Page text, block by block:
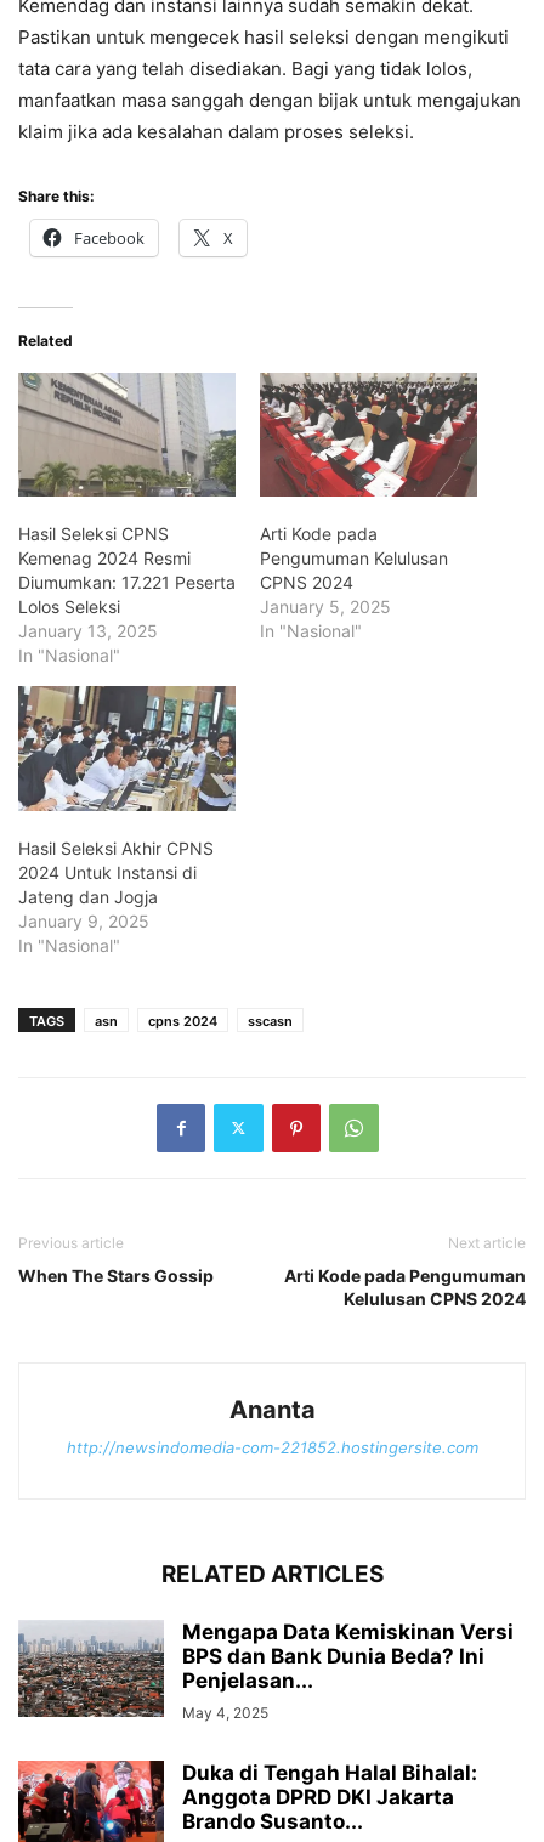
Kemendag dan instansi lainnya sudah semakin dekat.
Pastikan untuk mengecek hasil seleksi dengan mengikuti
tata cara yang telah disediakan. Bagi yang tidak lolos,
manfaatkan masa sanggah dengan bijak untuk mengajukan
klaim jika ada kesalahan dalam proses seleksi.
Share this:
Facebook X
Related
Hasil Seleksi CPNS
Kemenag 2024 Resmi
Diumumkan: 17.221 Peserta
Lolos Seleksi
January 13, 2025
In "Nasional"
Arti Kode pada
Pengumuman Kelulusan
CPNS 2024
January 5, 2025
In "Nasional"
Hasil Seleksi Akhir CPNS
2024 Untuk Instansi di
Jateng dan Jogja
January 9, 2025
In "Nasional"
TAGS asn cpns 2024 sscasn
Previous article
When The Stars Gossip
Next article
Arti Kode pada Pengumuman
Kelulusan CPNS 2024
Ananta
http://newsindomedia-com-221852.hostingersite.com
RELATED ARTICLES
Mengapa Data Kemiskinan Versi
BPS dan Bank Dunia Beda? Ini
Penjelasan...
May 4, 2025
Duka di Tengah Halal Bihalal:
Anggota DPRD DKI Jakarta
Brando Susanto...